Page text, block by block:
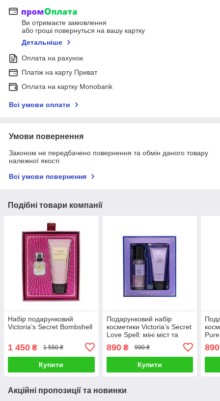
Ви отримаєте замовлення
або гроші повернуться на вашу картку
Детальніше
Оплата на рахунок
Платіж на карту Приват
Оплата на картку Monobank
Всі умови оплати
Умови повернення
Законом не передбачено повернення та обмін даного товару
належної якості
Всі умови повернення
Подібні товари компанії
Набір подарунковий
Victoria’s Secret Bombshell
1 450 ₴ 1 550 ₴
Купити
Подарунковий набір
косметики Victoria’s Secret
Love Spell: міні міст та
890₴ 990 ₴
Купити
890
Акційні пропозиції та новинки